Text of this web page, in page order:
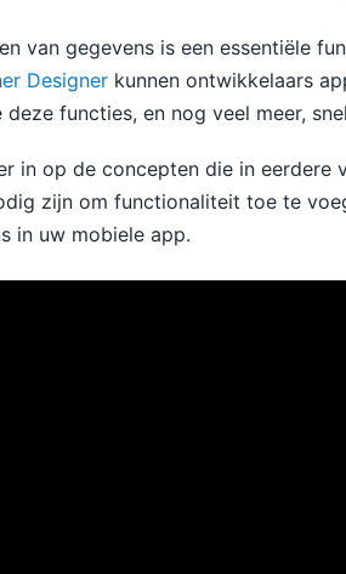
van gegevens is een essentiële
Designer kunnen ontwikkelaars
functies, en nog veel meer,
in op de concepten die in eerdere
zijn om functionaliteit toe te
in uw mobiele app.